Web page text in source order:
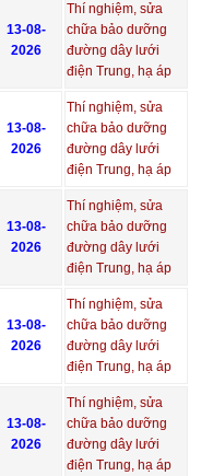
13-08-
2026
Thí nghiệm, sửa
chữa bảo dưỡng
đường dây lưới
điện Trung, hạ áp
13-08-
2026
Thí nghiệm, sửa
chữa bảo dưỡng
đường dây lưới
điện Trung, hạ áp
13-08-
2026
Thí nghiệm, sửa
chữa bảo dưỡng
đường dây lưới
điện Trung, hạ áp
13-08-
2026
Thí nghiệm, sửa
chữa bảo dưỡng
đường dây lưới
điện Trung, hạ áp
13-08-
2026
Thí nghiệm, sửa
chữa bảo dưỡng
đường dây lưới
điện Trung, hạ áp